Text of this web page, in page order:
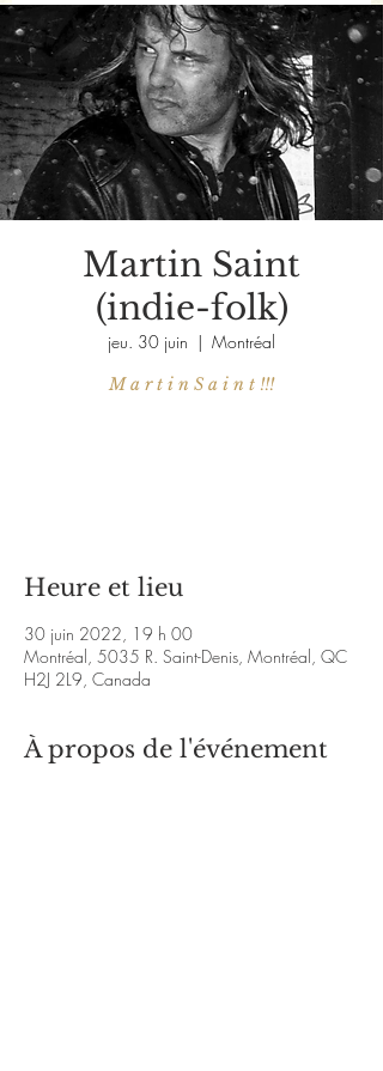
Martin Saint
(indie-folk)
jeu. 30 juin
  |
Montréal
M a r t i n S a i n t !!!
Heure et lieu
30 juin 2022, 19 h 00
Montréal, 5035 R. Saint-Denis, Montréal, QC
H2J 2L9, Canada
À propos de l'événement